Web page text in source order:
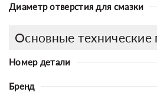
Диаметр отверстия для смазки
Основные технические
Номер детали
Бренд